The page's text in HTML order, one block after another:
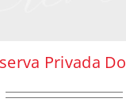
Privada